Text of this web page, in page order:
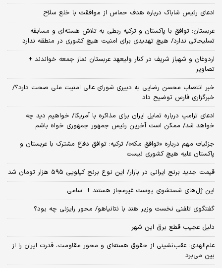
ادعای رئیس شاباک درباره هدف حماس از موافقت با خلع سلاح
عربستان: توافق با پاکستان و ترکیه ربطی به تلاش هسته‌ای و مسابقه
تسلیحاتی ندارد/ هیچ تهدیدی برای امنیت هیچ کشوری در منطقه ندارد
اردوغان و شهباز شریف در کنار ولیعهد عربستان نماز جمعه خواندند +
تصاویر
خبر انتصاب محسن رضایی به دبیری شورای عالی امنیت ملی صحت دارد؟/
خبرگزاری فارس توضیح داد
ادعای ترامپ درباره تمایل ایران برای مذاکره با آمریکا/ خواهیم دید چه
خواهد شد/ ممکن است آخرین رئیس‌ جمهور جمهوری خواه باشم
جزئیات مهم درباره «توافق مکه»/ ترکیه‌: توافق دفاع مشترک با عربستان و
پاکستان علیه هیچ کشوری نیست
قیمت جدید برنج ایرانی در بازار/ این نوع برنج کیلویی ۵۹۵ هزار تومان شد
این ژل‌های شستشوی پوست غیرمجاز هستند + اسامی
گفتگوی تلفنی نخست وزیر هند با نتانیاهو/ محور رایزنی چه بود؟
دلیل عجیب قطع برق این شهر
علم‌الهدی: عقب‌نشینی از حقوق هسته‌ای و محور مقاومت، قدرت ایران را از
بین می‌برد